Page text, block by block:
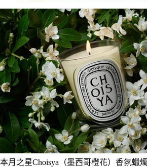
本月之星Choisya（墨西哥橙花）香氛蠟燭